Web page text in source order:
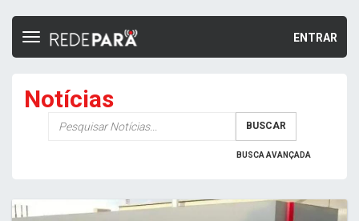
ENTRAR
Toggle
Notícias
BUSCAR
BUSCA AVANÇADA